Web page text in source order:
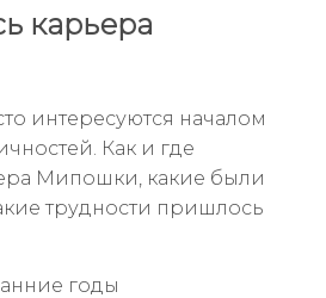
карьера
интересуются началом
Как и где
Мипошки, какие были
трудности пришлось
годы